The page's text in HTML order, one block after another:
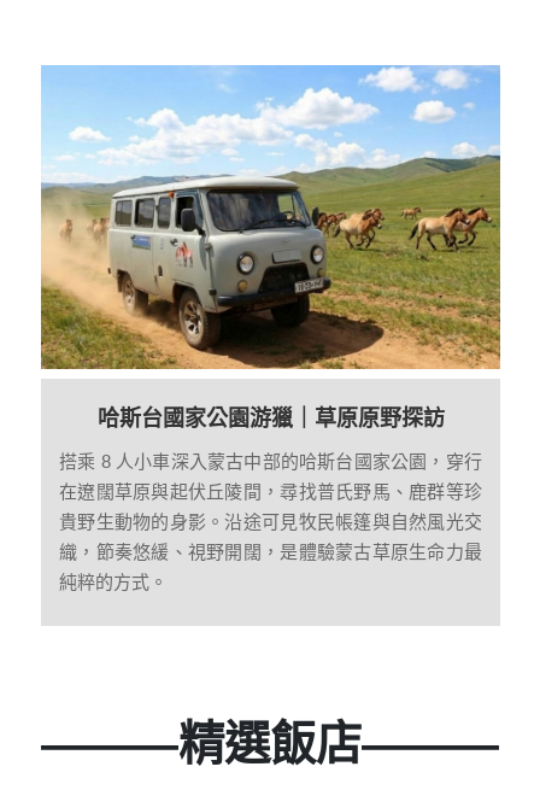
哈斯台國家公園游獵｜草原原野探訪
搭乘 8 人小車深入蒙古中部的哈斯台國家公園，穿行
在遼闊草原與起伏丘陵間，尋找普氏野馬、鹿群等珍
貴野生動物的身影。沿途可見牧民帳篷與自然風光交
織，節奏悠緩、視野開闊，是體驗蒙古草原生命力最
純粹的方式。
———精選飯店———